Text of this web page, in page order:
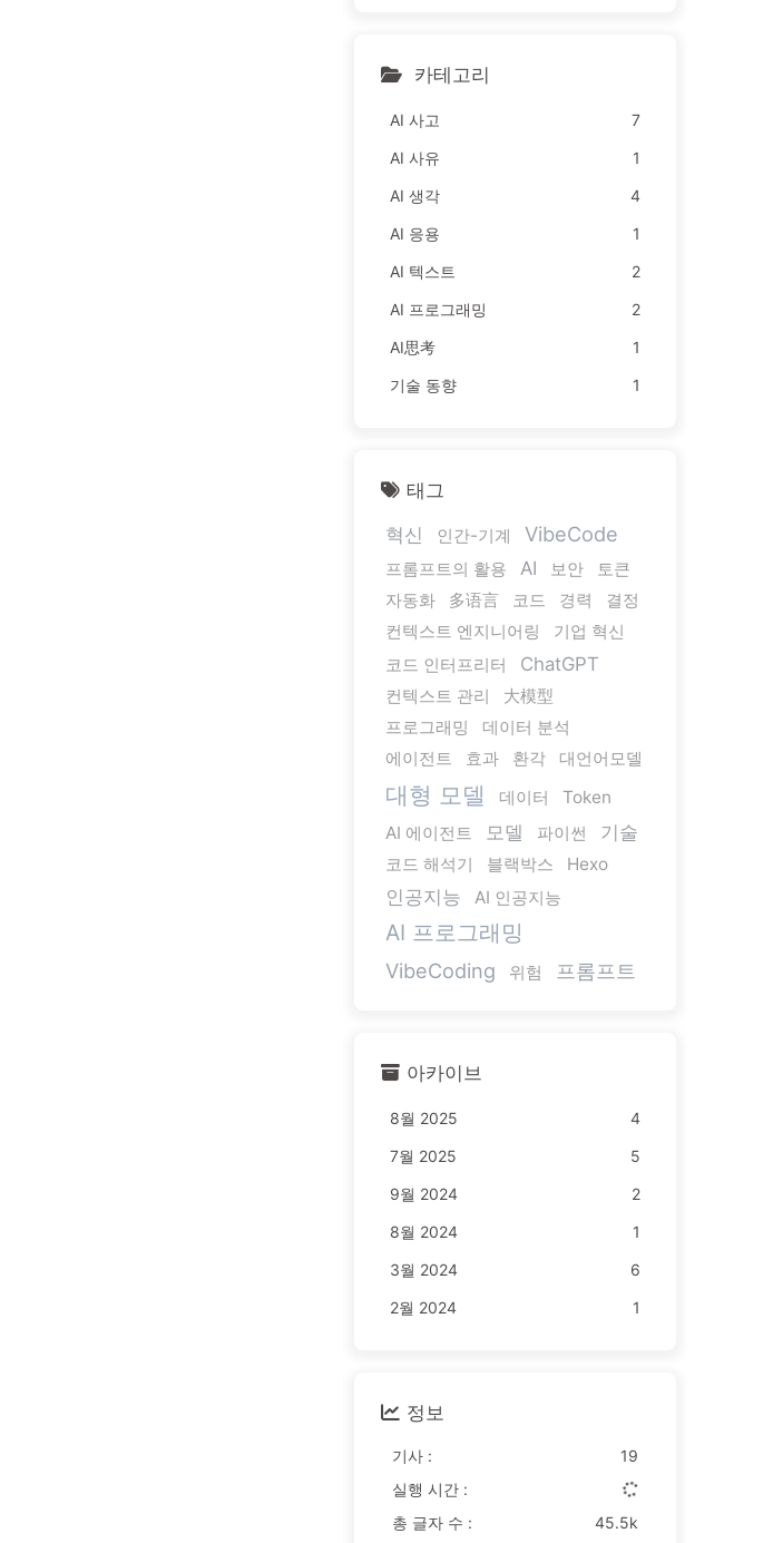
카테고리
AI 사고
7
AI 사유
1
AI 생각
4
AI 응용
1
AI 텍스트
2
AI 프로그래밍
2
AI思考
1
기술 동향
1
태그
혁신
인간-기계 VibeCode
프롬프트의 활용 AI 보안
토큰
자동화
多语言 코드 경력
결정
컨텍스트 엔지니어링
기업 혁신
코드 인터프리터
ChatGPT
컨텍스트 관리
大模型
프로그래밍
데이터 분석
에이전트
효과 환각 대언어모델
대형 모델 데이터
Token
AI 에이전트
모델 파이썬 기술
코드 해석기 블랙박스 Hexo
인공지능 AI 인공지능
AI 프로그래밍
VibeCoding 위험 프롬프트
아카이브
8월 2025
4
7월 2025
5
9월 2024
2
8월 2024
1
3월 2024
6
2월 2024
1
정보
기사 :
19
실행 시간 :
총 글자 수 :
45.5k